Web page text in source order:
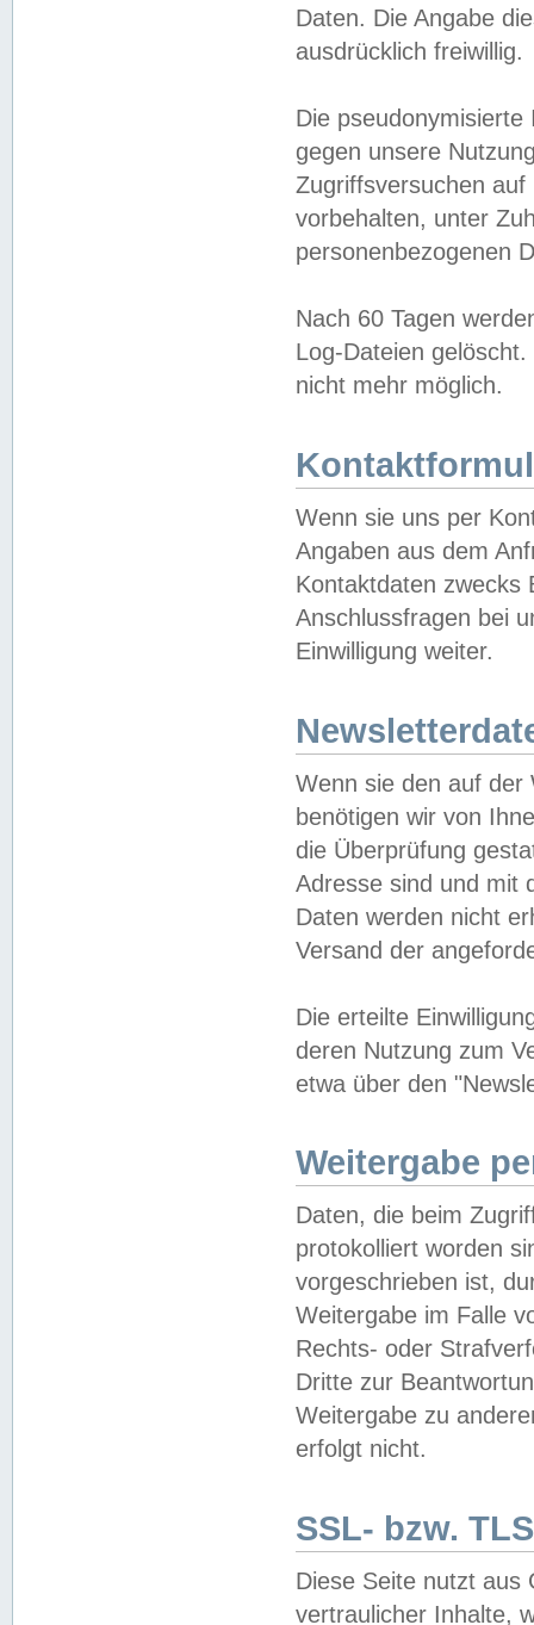
Daten. Die Angabe
ausdrücklich freiwillig.
Die
gegen unsere
Zugriffsversuchen
vorbehalten, unter
personenbezogenen
Nach 60 Tagen
Log-Dateien
nicht mehr möglich.
Wenn sie uns per
Angaben aus dem
Kontaktdaten zwecks
Anschlussfragen bei
Einwilligung weiter.
Wenn sie den auf der
benötigen wir von
die Überprüfung
Adresse sind und mit
Daten werden nicht
Versand der
Die erteilte
deren Nutzung zum
etwa über den
Weitergabe
Daten, die beim
protokolliert worden
vorgeschrieben ist,
Weitergabe im Falle
Rechts- oder
Dritte zur
Weitergabe zu
erfolgt nicht.
SSL- bzw.
Diese Seite nutzt aus
vertraulicher Inhalte,